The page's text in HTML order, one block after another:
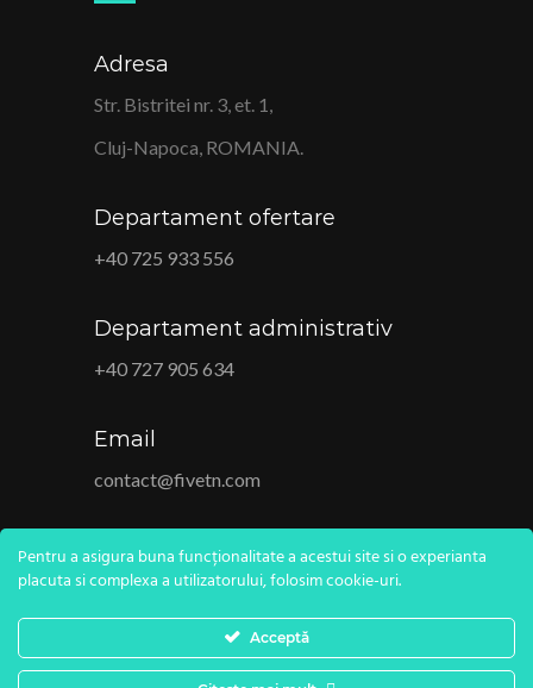
Adresa
Str. Bistritei nr. 3, et. 1,
Cluj-Napoca, ROMANIA.
Departament ofertare
+40 725 933 556
Departament administrativ
+40 727 905 634
Email
contact@fivetn.com
© 2020 All Rights Reserved. Fivetn
Pentru a asigura buna funcționalitate a acestui site si o experianta
placuta si complexa a utilizatorului, folosim cookie-uri.
Acceptă